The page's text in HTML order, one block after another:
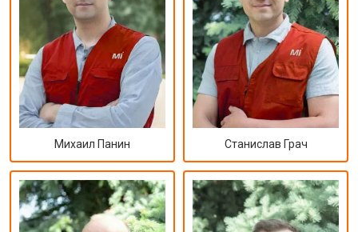
Михаил Панин Станислав Грач